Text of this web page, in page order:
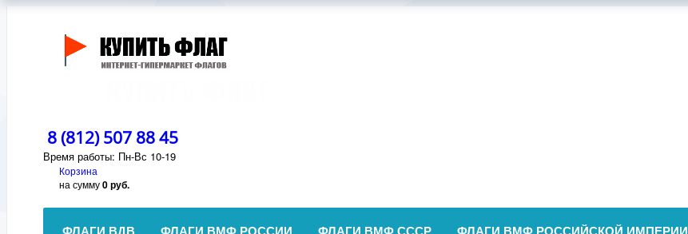
8 (812) 507 88 45
Время работы: Пн-Вс 10-19
Корзина
на сумму0 руб.